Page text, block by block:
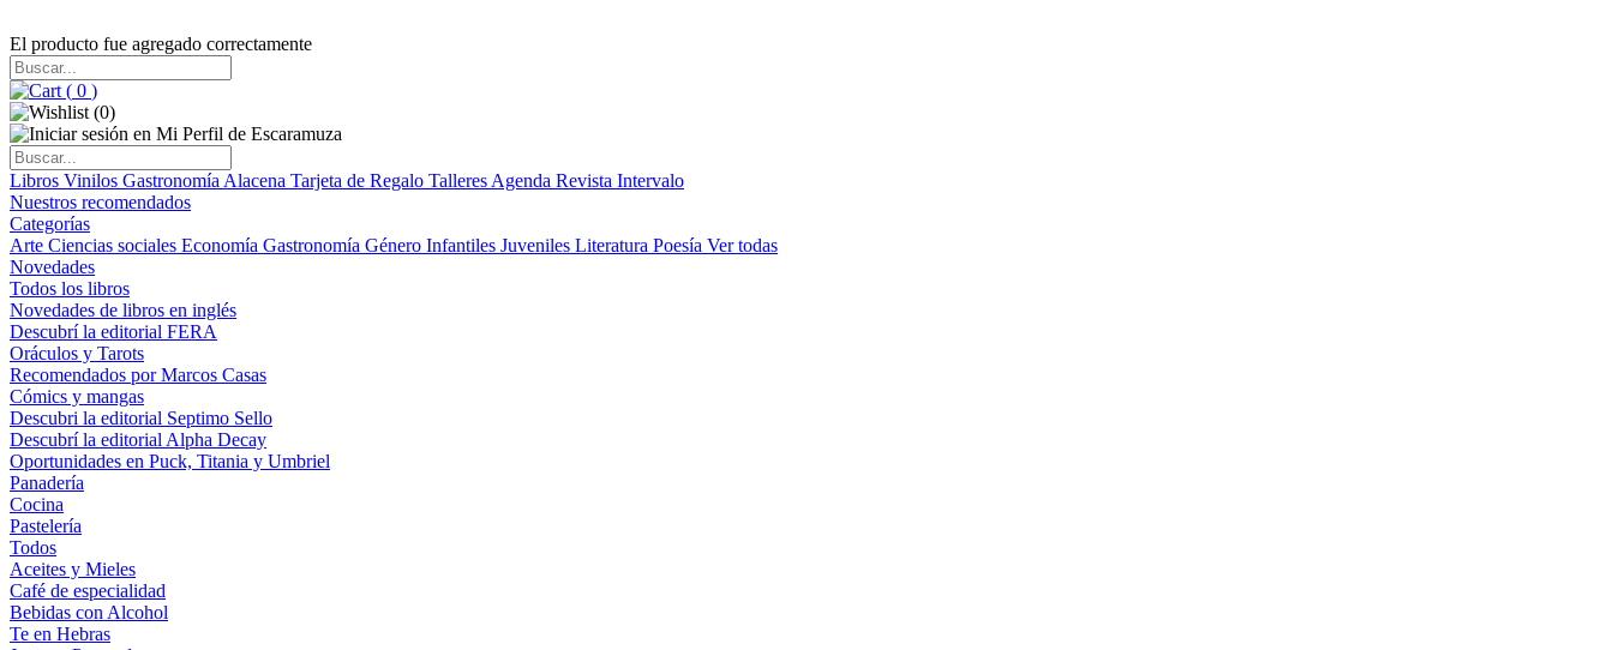
El producto fue agregado correctamente
( 0 )
(0)
Libros Vinilos Gastronomía Alacena Tarjeta de Regalo Talleres Agenda Revista Intervalo
Nuestros recomendados
Categorías
Arte Ciencias sociales Economía Gastronomía Género Infantiles Juveniles Literatura Poesía Ver todas
Novedades
Todos los libros
Novedades de libros en inglés
Descubrí la editorial FERA
Oráculos y Tarots
Recomendados por Marcos Casas
Cómics y mangas
Descubri la editorial Septimo Sello
Descubrí la editorial Alpha Decay
Oportunidades en Puck, Titania y Umbriel
Panadería
Cocina
Pastelería
Todos
Aceites y Mieles
Café de especialidad
Bebidas con Alcohol
Te en Hebras